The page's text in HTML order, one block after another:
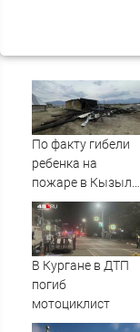
По факту гибели
ребенка на
пожаре в Кызыл-
Таше возбуждено
уголовное дело
В Кургане в ДТП
погиб
мотоциклист